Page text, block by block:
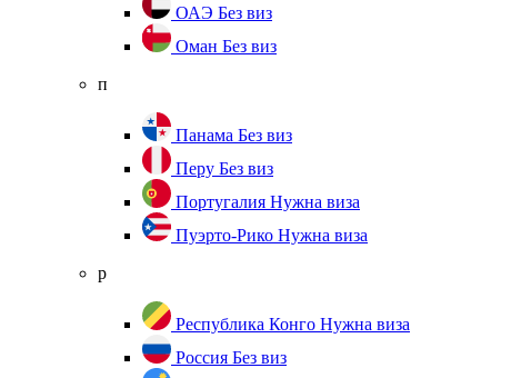
ОАЭ Без виз
Оман Без виз
п
Панама Без виз
Перу Без виз
Португалия Нужна виза
Пуэрто-Рико Нужна виза
р
Республика Конго Нужна виза
Россия Без виз